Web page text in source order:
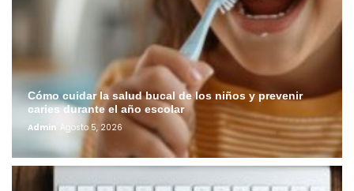
Cómo cuidar la salud bucal de los niños y prevenir
caries durante el año escolar
Admin Agosto 5, 2026